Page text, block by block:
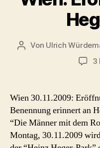
Beitragsautor
Von Ulrich
3
Wien 30.11.2009:
Benennung erinnert an
“Die Männer mit dem
Montag, 30.11.2009